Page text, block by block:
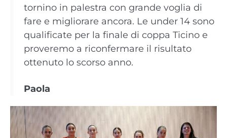
tornino in palestra con grande voglia di
fare e migliorare ancora. Le under 14 sono
qualificate per la finale di coppa Ticino e
proveremo a riconfermare il risultato
ottenuto lo scorso anno.
Paola